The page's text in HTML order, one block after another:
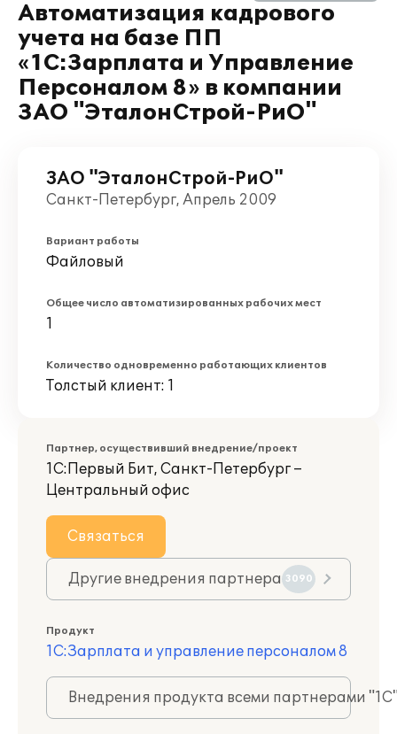
Автоматизация кадрового
учета на базе ПП
«1С:Зарплата и Управление
Персоналом 8» в компании
ЗАО "ЭталонСтрой-РиО"
ЗАО "ЭталонСтрой-РиО"
Санкт-Петербург, Апрель 2009
Вариант работы
Файловый
Общее число автоматизированных рабочих мест
1
Количество одновременно работающих клиентов
Толстый клиент: 1
Партнер, осуществивший внедрение/проект
1С:Первый Бит, Санкт-Петербург –
Центральный офис
Связаться
Другие внедрения партнера 3090
Продукт
1С:Зарплата и управление персоналом 8
Внедрения продукта всеми партнерами